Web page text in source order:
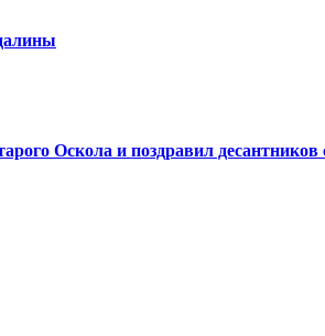
Оскола и поздравил десантников